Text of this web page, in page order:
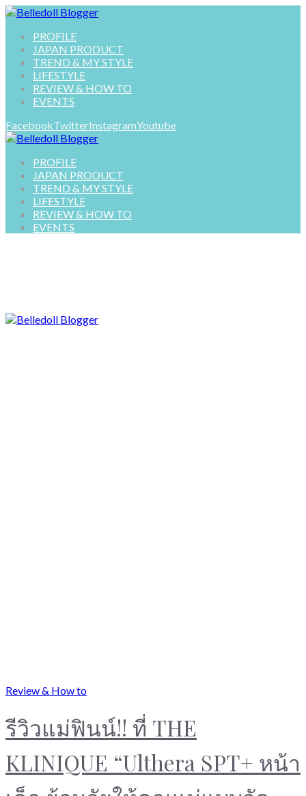
PROFILE
JAPAN PRODUCT
TREND & MY STYLE
LIFESTYLE
REVIEW & HOW TO
EVENTS
FacebookTwitterInstagramYoutube
PROFILE
JAPAN PRODUCT
TREND & MY STYLE
LIFESTYLE
REVIEW & HOW TO
EVENTS
Review & How to
รีวิวแม่ฟินน์!! ที่ THE
KLINIQUE “Ulthera SPT+ หน้า